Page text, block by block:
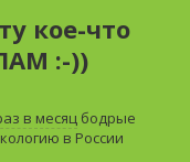
кое-что
:-))
в месяц бодрые
в России